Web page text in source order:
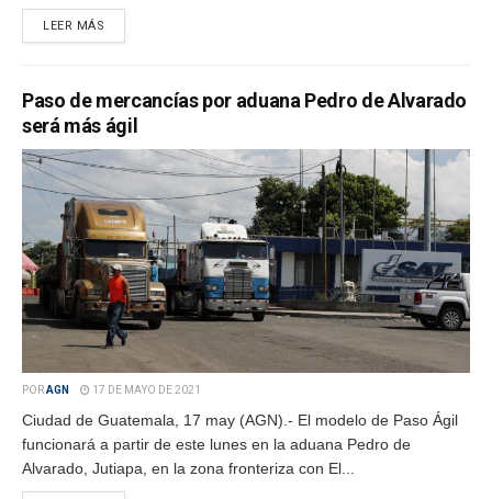
LEER MÁS
Paso de mercancías por aduana Pedro de Alvarado
será más ágil
PORAGN 17 DE MAYO DE 2021
Ciudad de Guatemala, 17 may (AGN).- El modelo de Paso Ágil
funcionará a partir de este lunes en la aduana Pedro de
Alvarado, Jutiapa, en la zona fronteriza con El...